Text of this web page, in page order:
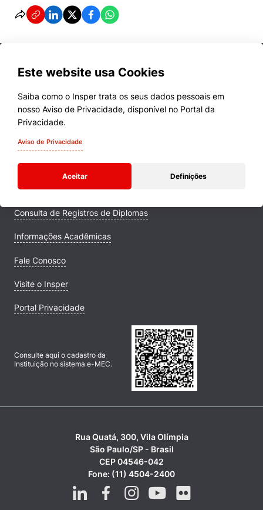
Este website usa Cookies
Saiba como o Insper trata os seus dados pessoais em
nosso Aviso de Privacidade, disponível no Portal da
Privacidade.
Aviso de Privacidade
Aceitar Definições
Cursos
Quem Somos
Comunidade Transforme
Campus
Consulta de Registros de Diplomas
Informações Acadêmicas
Fale Conosco
Visite o Insper
Portal Privacidade
Consulte aqui o cadastro da
Instituição no sistema e-MEC.
Rua Quatá, 300, Vila Olímpia
São Paulo/SP - Brasil
CEP 04546-042
Fone: (11) 4504-2400